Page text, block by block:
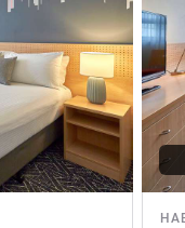
piscina climatizada